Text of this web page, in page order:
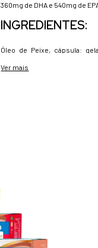
360mg de DHA e 540mg de
INGREDIENTES:
Óleo de Peixe, cápsula:
100 a 150 porções.
NÃO CONTÉM
Ver mais